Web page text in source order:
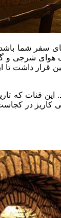
سفر شما
شرجی و
قرار داشت
کاریز در